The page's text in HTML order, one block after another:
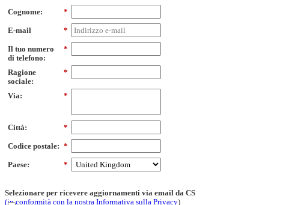
*
Cognome:
*
E-mail
*
Il tuo numero
di telefono:
*
Ragione
sociale:
*
Via:
*
Città:
*
Codice postale:
*
Paese:
Selezionare per ricevere aggiornamenti via email da CS
(in conformità con la nostra Informativa sulla Privacy)